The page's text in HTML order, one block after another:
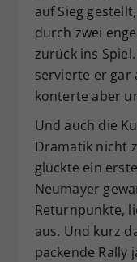
auf Sieg
durch zwei
zurück ins
servierte er gar
konterte aber
Und auch die
Dramatik nicht
glückte ein
Neumayer
Returnpunkte,
aus. Und kurz
packende Rally